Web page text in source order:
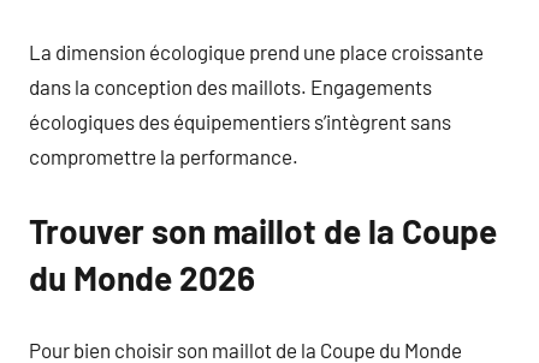
La dimension écologique prend une place croissante
dans la conception des maillots. Engagements
écologiques des équipementiers s’intègrent sans
compromettre la performance.
Trouver son maillot de la Coupe
du Monde 2026
Pour bien choisir son maillot de la Coupe du Monde